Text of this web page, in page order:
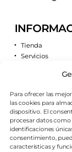
Para ofrecer las
las cookies para
dispositivo. El
procesar datos
identificaciones
consentimiento,
características y
Tienda
Servicios
Quiénes somos
AVISOS
Aviso legal
Política de
Política de